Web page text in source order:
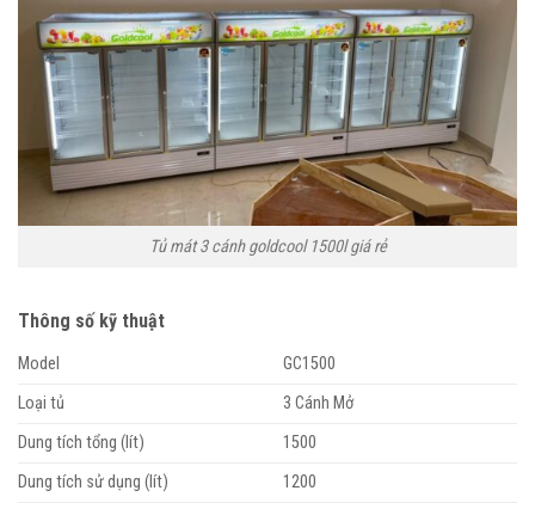
Tủ mát 3 cánh goldcool 1500l giá rẻ
Thông số kỹ thuật
Model
GC1500
Loại tủ
3 Cánh Mở
Dung tích tổng (lít)
1500
Dung tích sử dụng (lít)
1200